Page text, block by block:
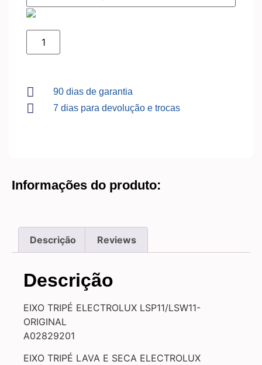
90 dias de garantia
7 dias para devolução e trocas
Informações do produto:
Descrição Reviews
Descrição
EIXO TRIPÉ ELECTROLUX LSP11/LSW11-
ORIGINAL
A02829201
EIXO TRIPÉ LAVA E SECA ELECTROLUX